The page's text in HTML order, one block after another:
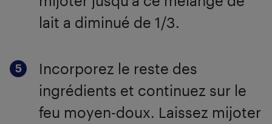
lait a diminué de 1/3.
Incorporez le reste des
ingrédients et continuez sur le
feu moyen-doux. Laissez mijoter